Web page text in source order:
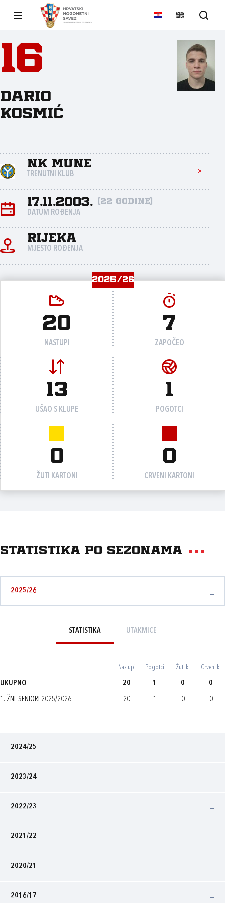
16
Dario
Kosmić
NK Mune
TRENUTNI KLUB
17.11.2003. (22 godine)
DATUM ROĐENJA
Rijeka
MJESTO ROĐENJA
2025/26
20
NASTUPI
7
ZAPOČEO
13
UŠAO S KLUPE
1
POGOTCI
0
ŽUTI KARTONI
0
CRVENI KARTONI
Statistika po sezonama
2025/26
STATISTIKA UTAKMICE
Nastupi Pogotci Žuti k. Crveni k.
UKUPNO 20 1 0 0
1. ŽNL SENIORI 2025/2026 20 1 0 0
2024/25
2023/24
2022/23
2021/22
2020/21
2016/17